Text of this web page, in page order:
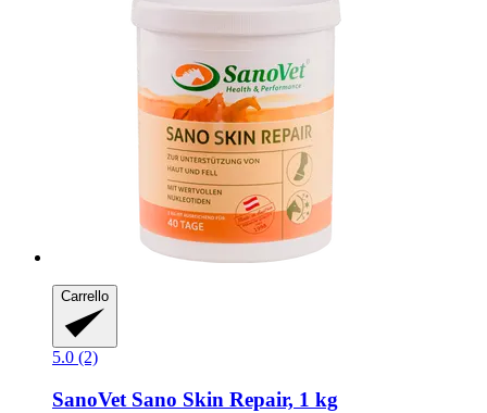
Carrello
5.0 (2)
SanoVet Sano Skin Repair, 1 kg